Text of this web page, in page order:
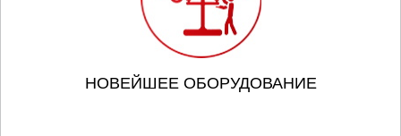
НОВЕЙШЕЕ ОБОРУДОВАНИЕ